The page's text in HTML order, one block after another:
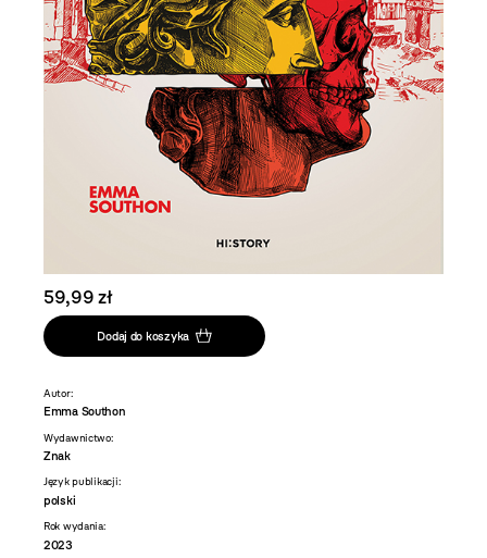
59,99 zł
Dodaj do koszyka
Autor:
Emma Southon
Wydawnictwo:
Znak
Język publikacji:
polski
Rok wydania:
2023